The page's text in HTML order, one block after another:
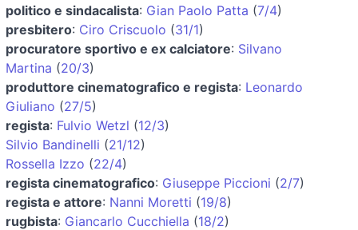
politico e sindacalista: Gian Paolo Patta (7/4)
presbitero: Ciro Criscuolo (31/1)
procuratore sportivo e ex calciatore: Silvano
Martina (20/3)
produttore cinematografico e regista: Leonardo
Giuliano (27/5)
regista: Fulvio Wetzl (12/3)
Silvio Bandinelli (21/12)
Rossella Izzo (22/4)
regista cinematografico: Giuseppe Piccioni (2/7)
regista e attore: Nanni Moretti (19/8)
rugbista: Giancarlo Cucchiella (18/2)